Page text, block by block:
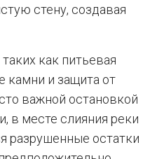
стену, создавая
как питьевая
камни и защита от
важной остановкой
в месте слияния реки
разрушенные остатки